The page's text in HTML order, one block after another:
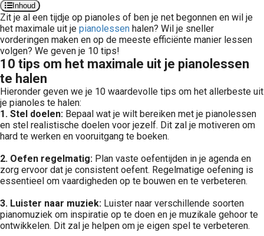
Inhoud
Zit je al een tijdje op pianoles of ben je net begonnen en wil je
het maximale uit je pianolessen halen? Wil je sneller
vorderingen maken en op de meeste efficiënte manier lessen
volgen? We geven je 10 tips!
10 tips om het maximale uit je pianolessen
te halen
Hieronder geven we je 10 waardevolle tips om het allerbeste uit
je pianoles te halen:
1. Stel doelen: Bepaal wat je wilt bereiken met je pianolessen
en stel realistische doelen voor jezelf. Dit zal je motiveren om
hard te werken en vooruitgang te boeken.
2. Oefen regelmatig: Plan vaste oefentijden in je agenda en
zorg ervoor dat je consistent oefent. Regelmatige oefening is
essentieel om vaardigheden op te bouwen en te verbeteren.
3. Luister naar muziek: Luister naar verschillende soorten
pianomuziek om inspiratie op te doen en je muzikale gehoor te
ontwikkelen. Dit zal je helpen om je eigen spel te verbeteren.